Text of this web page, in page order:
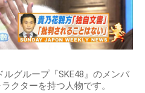
グループ『SKE48』のメンバ
クターを持つ人物です。